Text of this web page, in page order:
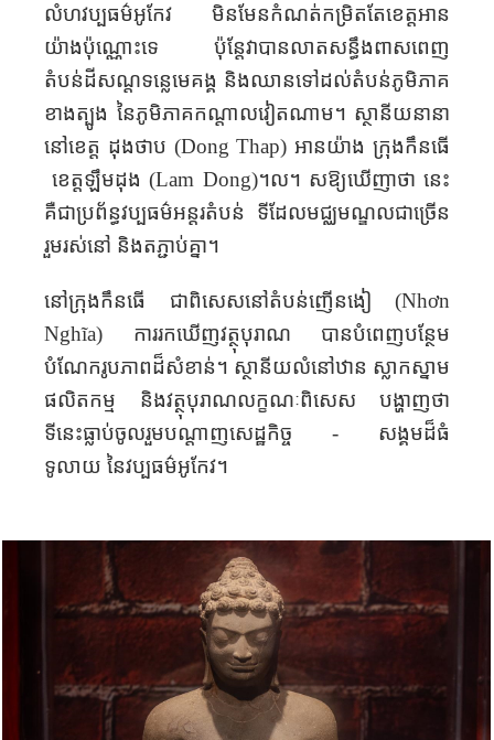
លំហវប្បធម៌អូកែវ មិនមែន​កំណត់​កម្រិតតែខេត្តអាន​
យ៉ាង​​ប៉ុណ្ណោះទេ ប៉ុន្តែវា​​បានលាតសន្ធឹងពាសពេញ
តំបន់ដីសណ្តទន្លេមេគង្គ និងឈានទៅដល់តំបន់​ភូមិ​ភាគ
ខាងត្បូង នៃភូមិភាគ​​​កណ្តាលវៀតណាម​។ ស្ថានីយនានា
នៅខេត្ត ដុងថាប (Dong Thap)អានយ៉ាង​ ក្រុងកឹន​ធើ​
ខេត្តឡឹម​ដុង (Lam Dong)​។ល។ សឱ្យ​ឃើញាថា នេះ
គឺជាប្រព័ន្ធវប្បធម៌អន្តរតំបន់ ទី​ដែល​មជ្ឈមណ្ឌលជាច្រើន
រួមរស់នៅ និងតភ្ជាប់គ្នា។
នៅក្រុងកឹន​ធើ​ ជាពិសេសនៅតំបន់ញើន​ងៀ​ (Nhơn
Nghĩa) ការរកឃើញ​វត្ថុបុរាណ បានបំពេញ​បន្ថែម
បំណែករូបភាពដ៏សំខាន់។ ស្ថានីយលំនៅឋាន​ ស្លាកស្នាម
ផលិតកម្ម និងវត្ថុបុរាណលក្ខណៈពិសេស បង្ហាញថា
ទីនេះធ្លាប់ចូលរួមបណ្តាញសេដ្ឋកិច្ច - សង្គមដ៏ធំ
ទូលាយ នៃវប្បធម៌អូកែវ។